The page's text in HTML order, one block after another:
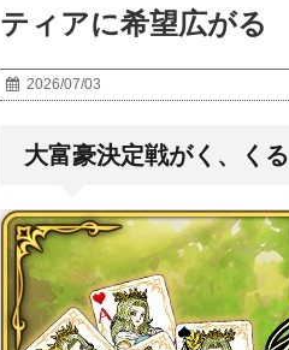
ティアに希望広がる
2026/07/03
大富豪決定戦がく、くる